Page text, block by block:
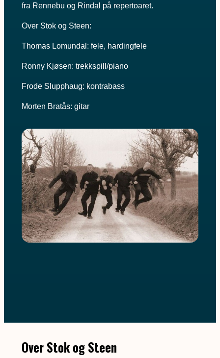
fra Rennebu og Rindal på repertoaret.
Over Stok og Steen:
Thomas Lomundal: fele, hardingfele
Ronny Kjøsen: trekkspill/piano
Frode Slupphaug: kontrabass
Morten Bratås: gitar
Over Stok og Steen